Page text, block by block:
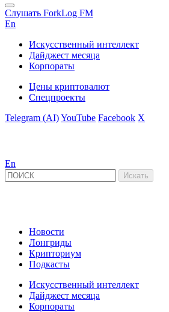
Слушать ForkLog FM
En
Искусственный интеллект
Дайджест месяца
Корпораты
Цены криптовалют
Спецпроекты
Telegram (AI)YouTube Facebook X
En
Новости
Лонгриды
Крипториум
Подкасты
Искусственный интеллект
Дайджест месяца
Корпораты